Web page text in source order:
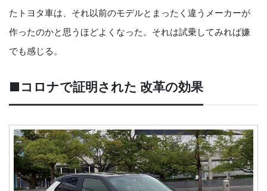
たトヨタ車は、それ以前のモデルとまったく違うメーカーが
作ったのかと思うほどよくなった。それは試乗してみれば嫌
でも感じる。
■コロナで証明された 改革の効果